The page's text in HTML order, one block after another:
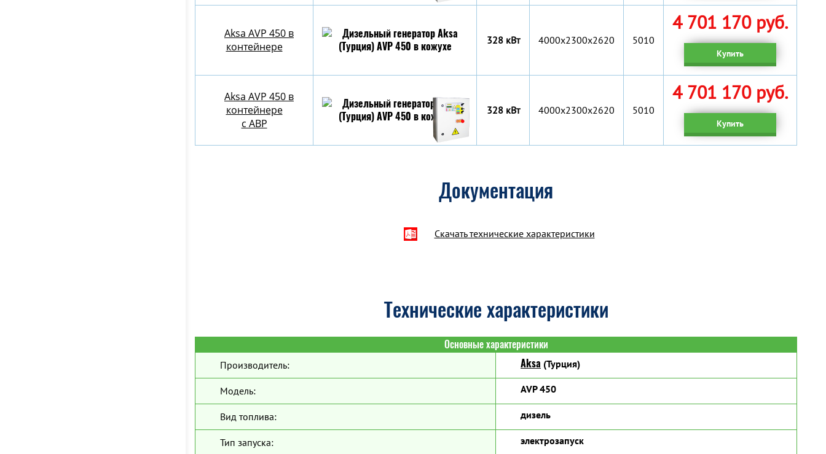
Aksa AVP 450 в
контейнере
328 кВт 4000х2300х2620 5010
4 701 170 руб.
Купить
Aksa AVP 450 в
контейнере
c АВР
328 кВт 4000х2300х2620 5010
4 701 170 руб.
Купить
Документация
Скачать технические характеристики
Технические характеристики
Основные характеристики
Производитель: Aksa (Турция)
Модель: AVP 450
Вид топлива: дизель
Тип запуска: электрозапуск